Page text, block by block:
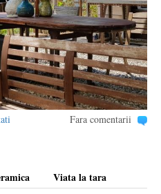
Fara comentarii
Viata la tara